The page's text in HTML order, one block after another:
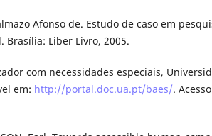
Afonso de. Estudo de caso em
Brasília: Liber Livro, 2005.
com necessidades especiais,
em: http://portal.doc.ua.pt/baes/.